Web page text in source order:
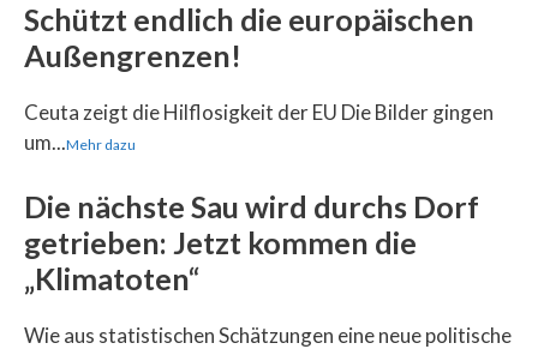
Schützt endlich die europäischen
Außengrenzen!
Ceuta zeigt die Hilflosigkeit der EU Die Bilder gingen
um...Mehr dazu
Die nächste Sau wird durchs Dorf
getrieben: Jetzt kommen die
„Klimatoten“
Wie aus statistischen Schätzungen eine neue politische